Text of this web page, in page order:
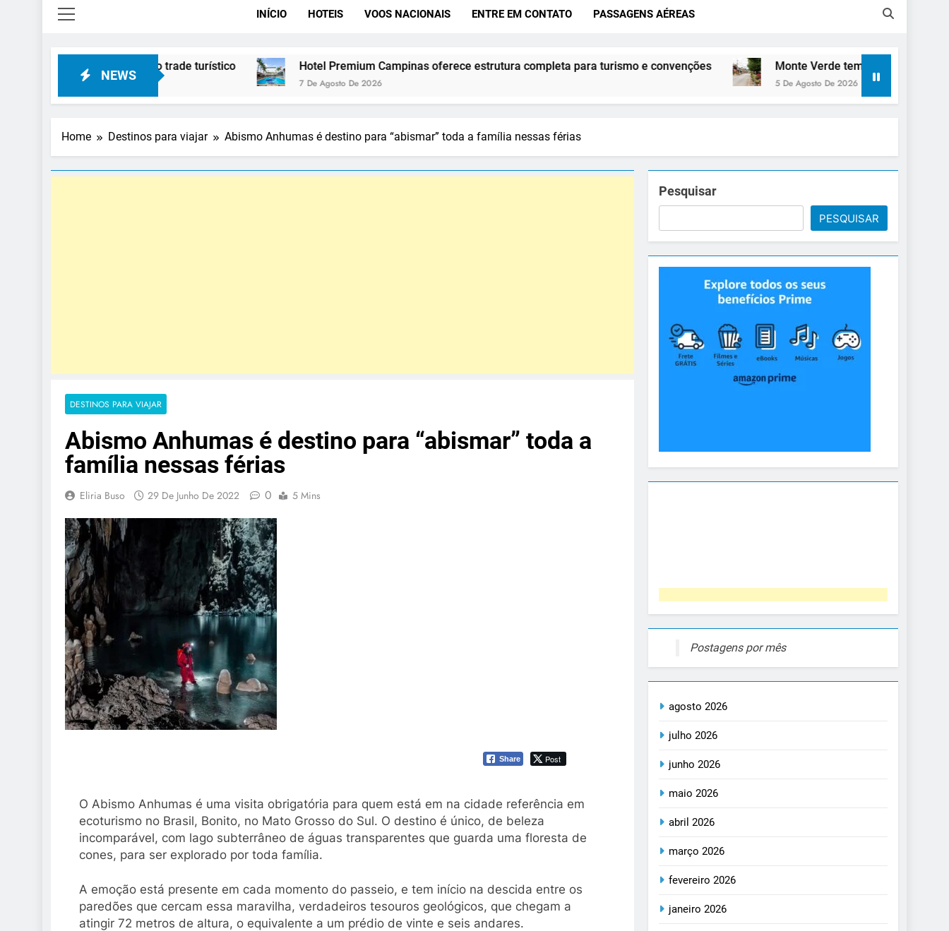
INÍCIO HOTEIS VOOS NACIONAIS ENTRE EM CONTATO PASSAGENS AÉREAS
NEWS
novidades para o trade turístico Hotel Premium Campinas oferece estrutura completa para turismo e convenções
7 De Agosto De 2026
Monte Verde tem atrações para todas as
5 De Agosto De 2026
Home Destinos para viajar Abismo Anhumas é destino para “abismar” toda a família nessas férias
DESTINOS PARA VIAJAR
Abismo Anhumas é destino para “abismar” toda a
família nessas férias
Eliria Buso 29 De Junho De 2022 0 5 Mins
Share Post
O Abismo Anhumas é uma visita obrigatória para quem está em na cidade referência em
ecoturismo no Brasil, Bonito, no Mato Grosso do Sul. O destino é único, de beleza
incomparável, com lago subterrâneo de águas transparentes que guarda uma floresta de
cones, para ser explorado por toda família.
A emoção está presente em cada momento do passeio, e tem início na descida entre os
paredões que cercam essa maravilha, verdadeiros tesouros geológicos, que chegam a
atingir 72 metros de altura, o equivalente a um prédio de vinte e seis andares.
Pesquisar
PESQUISAR
Postagens por mês
agosto 2026
julho 2026
junho 2026
maio 2026
abril 2026
março 2026
fevereiro 2026
janeiro 2026